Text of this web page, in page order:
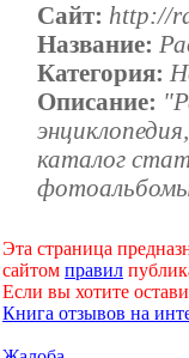
Сайт: http://
Название:
Категория:
Описание:
каталог
Эта страница
сайтом правил
Если вы хотите
Книга отзывов на